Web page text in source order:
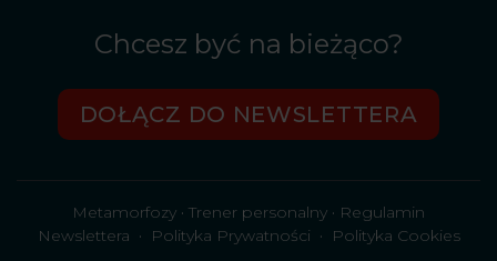
Chcesz być na bieżąco?
DOŁĄCZ DO NEWSLETTERA
Metamorfozy · Trener personalny · Regulamin
Newslettera · Polityka Prywatności · Polityka Cookies